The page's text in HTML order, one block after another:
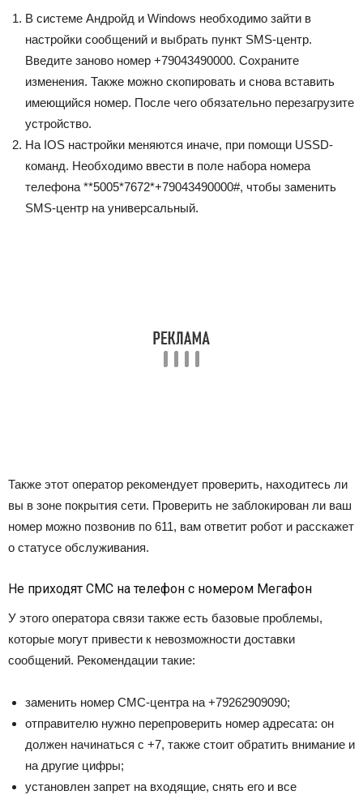
В системе Андройд и Windows необходимо зайти в
настройки сообщений и выбрать пункт SMS-центр.
Введите заново номер +79043490000. Сохраните
изменения. Также можно скопировать и снова вставить
имеющийся номер. После чего обязательно перезагрузите
устройство.
На IOS настройки меняются иначе, при помощи USSD-
команд. Необходимо ввести в поле набора номера
телефона **5005*7672*+79043490000#, чтобы заменить
SMS-центр на универсальный.
Также этот оператор рекомендует проверить, находитесь ли
вы в зоне покрытия сети. Проверить не заблокирован ли ваш
номер можно позвонив по 611, вам ответит робот и расскажет
о статусе обслуживания.
Не приходят СМС на телефон с номером Мегафон
У этого оператора связи также есть базовые проблемы,
которые могут привести к невозможности доставки
сообщений. Рекомендации такие:
заменить номер СМС-центра на +79262909090;
отправителю нужно перепроверить номер адресата: он
должен начинаться с +7, также стоит обратить внимание и
на другие цифры;
установлен запрет на входящие, снять его и все